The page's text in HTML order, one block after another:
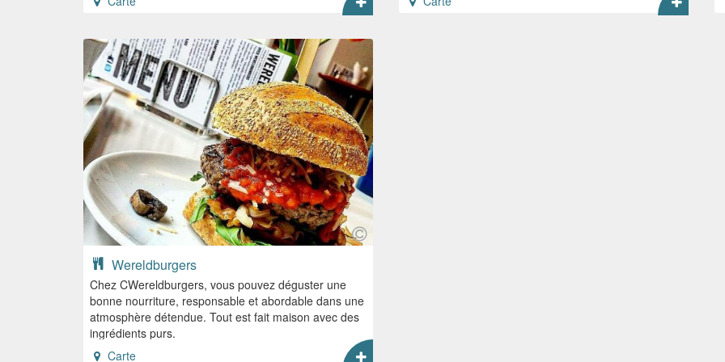
Wereldburgers
Chez CWereldburgers, vous pouvez déguster une
bonne nourriture, responsable et abordable dans une
atmosphère détendue. Tout est fait maison avec des
ingrédients purs.
Carte